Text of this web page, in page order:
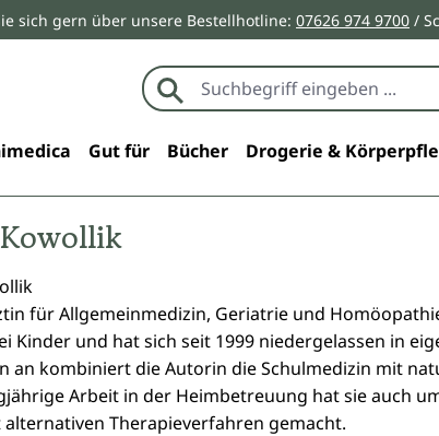
sich gern über unsere Bestellhotline: 07626 974 9700 /
Gut für Bücher Drogerie &
für Allgemeinmedizin, Geriatrie und
Kinder und hat sich seit 1999 niedergelassen in
an kombiniert die Autorin die Schulmedizin mit
Arbeit in der Heimbetreuung hat sie auch
Therapieverfahren gemacht.